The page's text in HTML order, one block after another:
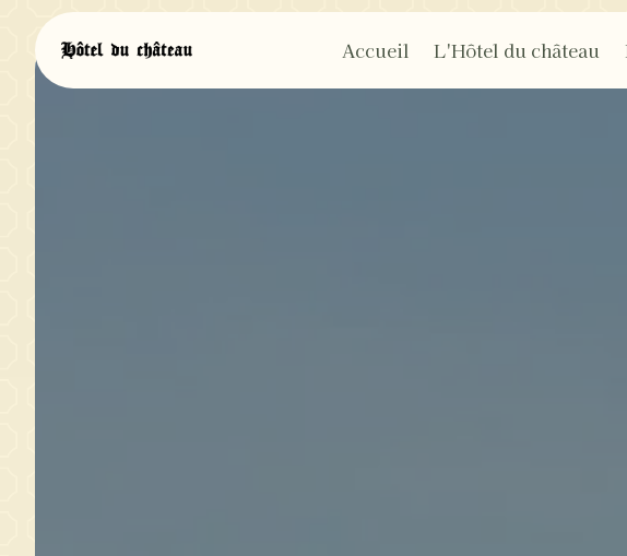
Accueil L'Hôtel du château
Panneau de gestion des cookies